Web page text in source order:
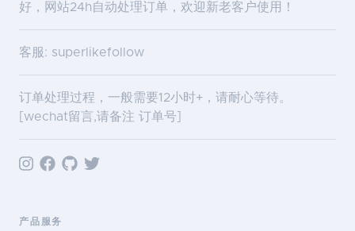
好，网站24h自动处理订单，欢迎新老客户使用！
客服: superlikefollow
订单处理过程，一般需要12小时+，请耐心等待。
[wechat留言,请备注 订单号]
产品服务